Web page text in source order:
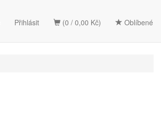
(0 / 0,00 Kč) Oblíbené
Přihlásit